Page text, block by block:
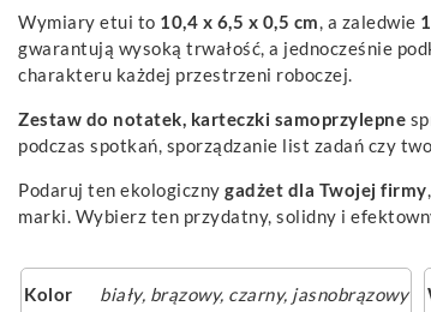
Wymiary etui to 10,4 x 6,5 x 0,5 cm, a zaledwie
gwarantują wysoką trwałość, a jednocześnie
charakteru każdej przestrzeni roboczej.
Zestaw do notatek, karteczki samoprzylepne
podczas spotkań, sporządzanie list zadań czy
Podaruj ten ekologiczny gadżet dla Twojej firmy
marki. Wybierz ten przydatny, solidny i
Kolor biały, brązowy, czarny, jasnobrązowy